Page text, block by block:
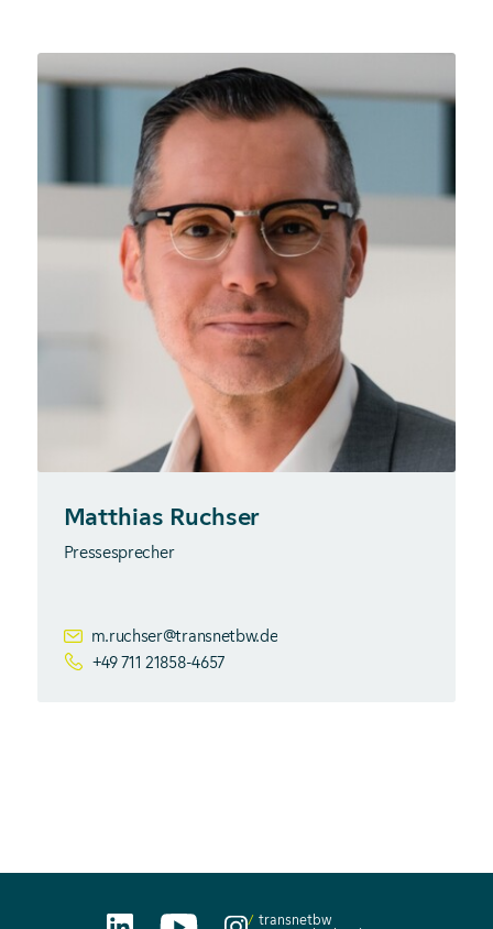
Matthias Ruchser
Pressesprecher
m.ruchser@transnetbw.de
+49 711 21858-4657
transnetbw